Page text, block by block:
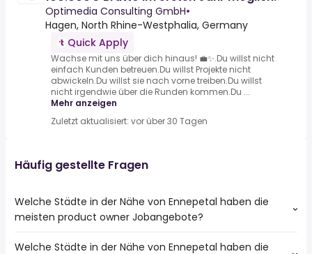
Optimedia Consulting GmbH•
Hagen, North Rhine-Westphalia, Germany
Quick Apply
Wachse mit uns über dich hinaus! 💼✨.Du willst nicht
einfach Kunden betreuen.Du willst Projekte nicht
abwickeln.Du willst sie nach vorne treiben.Du willst
nicht irgendwie über die Runden kommen.Du ...
Mehr anzeigen
Zuletzt aktualisiert: vor über 30 Tagen
Häufig gestellte Fragen
Welche Städte in der Nähe von Ennepetal haben die
meisten product owner Jobangebote?
Städte in der Nähe von Ennepetal mit den meisten
Welche Städte in der Nähe von Ennepetal haben die